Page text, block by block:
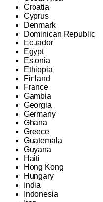
Croatia
Cyprus
Denmark
Dominican Republic
Ecuador
Egypt
Estonia
Ethiopia
Finland
France
Gambia
Georgia
Germany
Ghana
Greece
Guatemala
Guyana
Haiti
Hong Kong
Hungary
India
Indonesia